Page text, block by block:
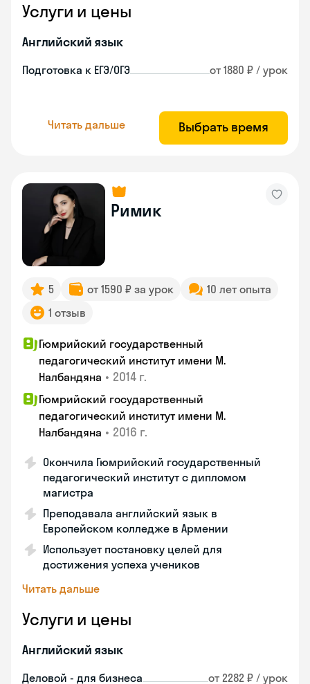
Услуги и цены
Английский язык
Подготовка к ЕГЭ/ОГЭ от 1880 ₽ / урок
Читать дальше Выбрать время
Римик
5 от 1590 ₽ за урок
10 лет опыта
1 отзыв
Гюмрийский государственный
педагогический институт имени М.
Налбандяна • 2014 г.
Гюмрийский государственный
педагогический институт имени М.
Налбандяна • 2016 г.
Окончила Гюмрийский государственный
педагогический институт с дипломом
магистра
Преподавала английский язык в
Европейском колледже в Армении
Использует постановку целей для
достижения успеха учеников
Читать дальше
Услуги и цены
Английский язык
Деловой - для бизнеса от 2282 ₽ / урок